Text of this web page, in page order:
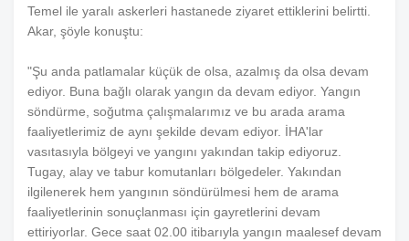
Temel ile yaralı askerleri hastanede ziyaret ettiklerini belirtti.
Akar, şöyle konuştu:
"Şu anda patlamalar küçük de olsa, azalmış da olsa devam
ediyor. Buna bağlı olarak yangın da devam ediyor. Yangın
söndürme, soğutma çalışmalarımız ve bu arada arama
faaliyetlerimiz de aynı şekilde devam ediyor. İHA'lar
vasıtasıyla bölgeyi ve yangını yakından takip ediyoruz.
Tugay, alay ve tabur komutanları bölgedeler. Yakından
ilgilenerek hem yangının söndürülmesi hem de arama
faaliyetlerinin sonuçlanması için gayretlerini devam
ettiriyorlar. Gece saat 02.00 itibarıyla yangın maalesef devam